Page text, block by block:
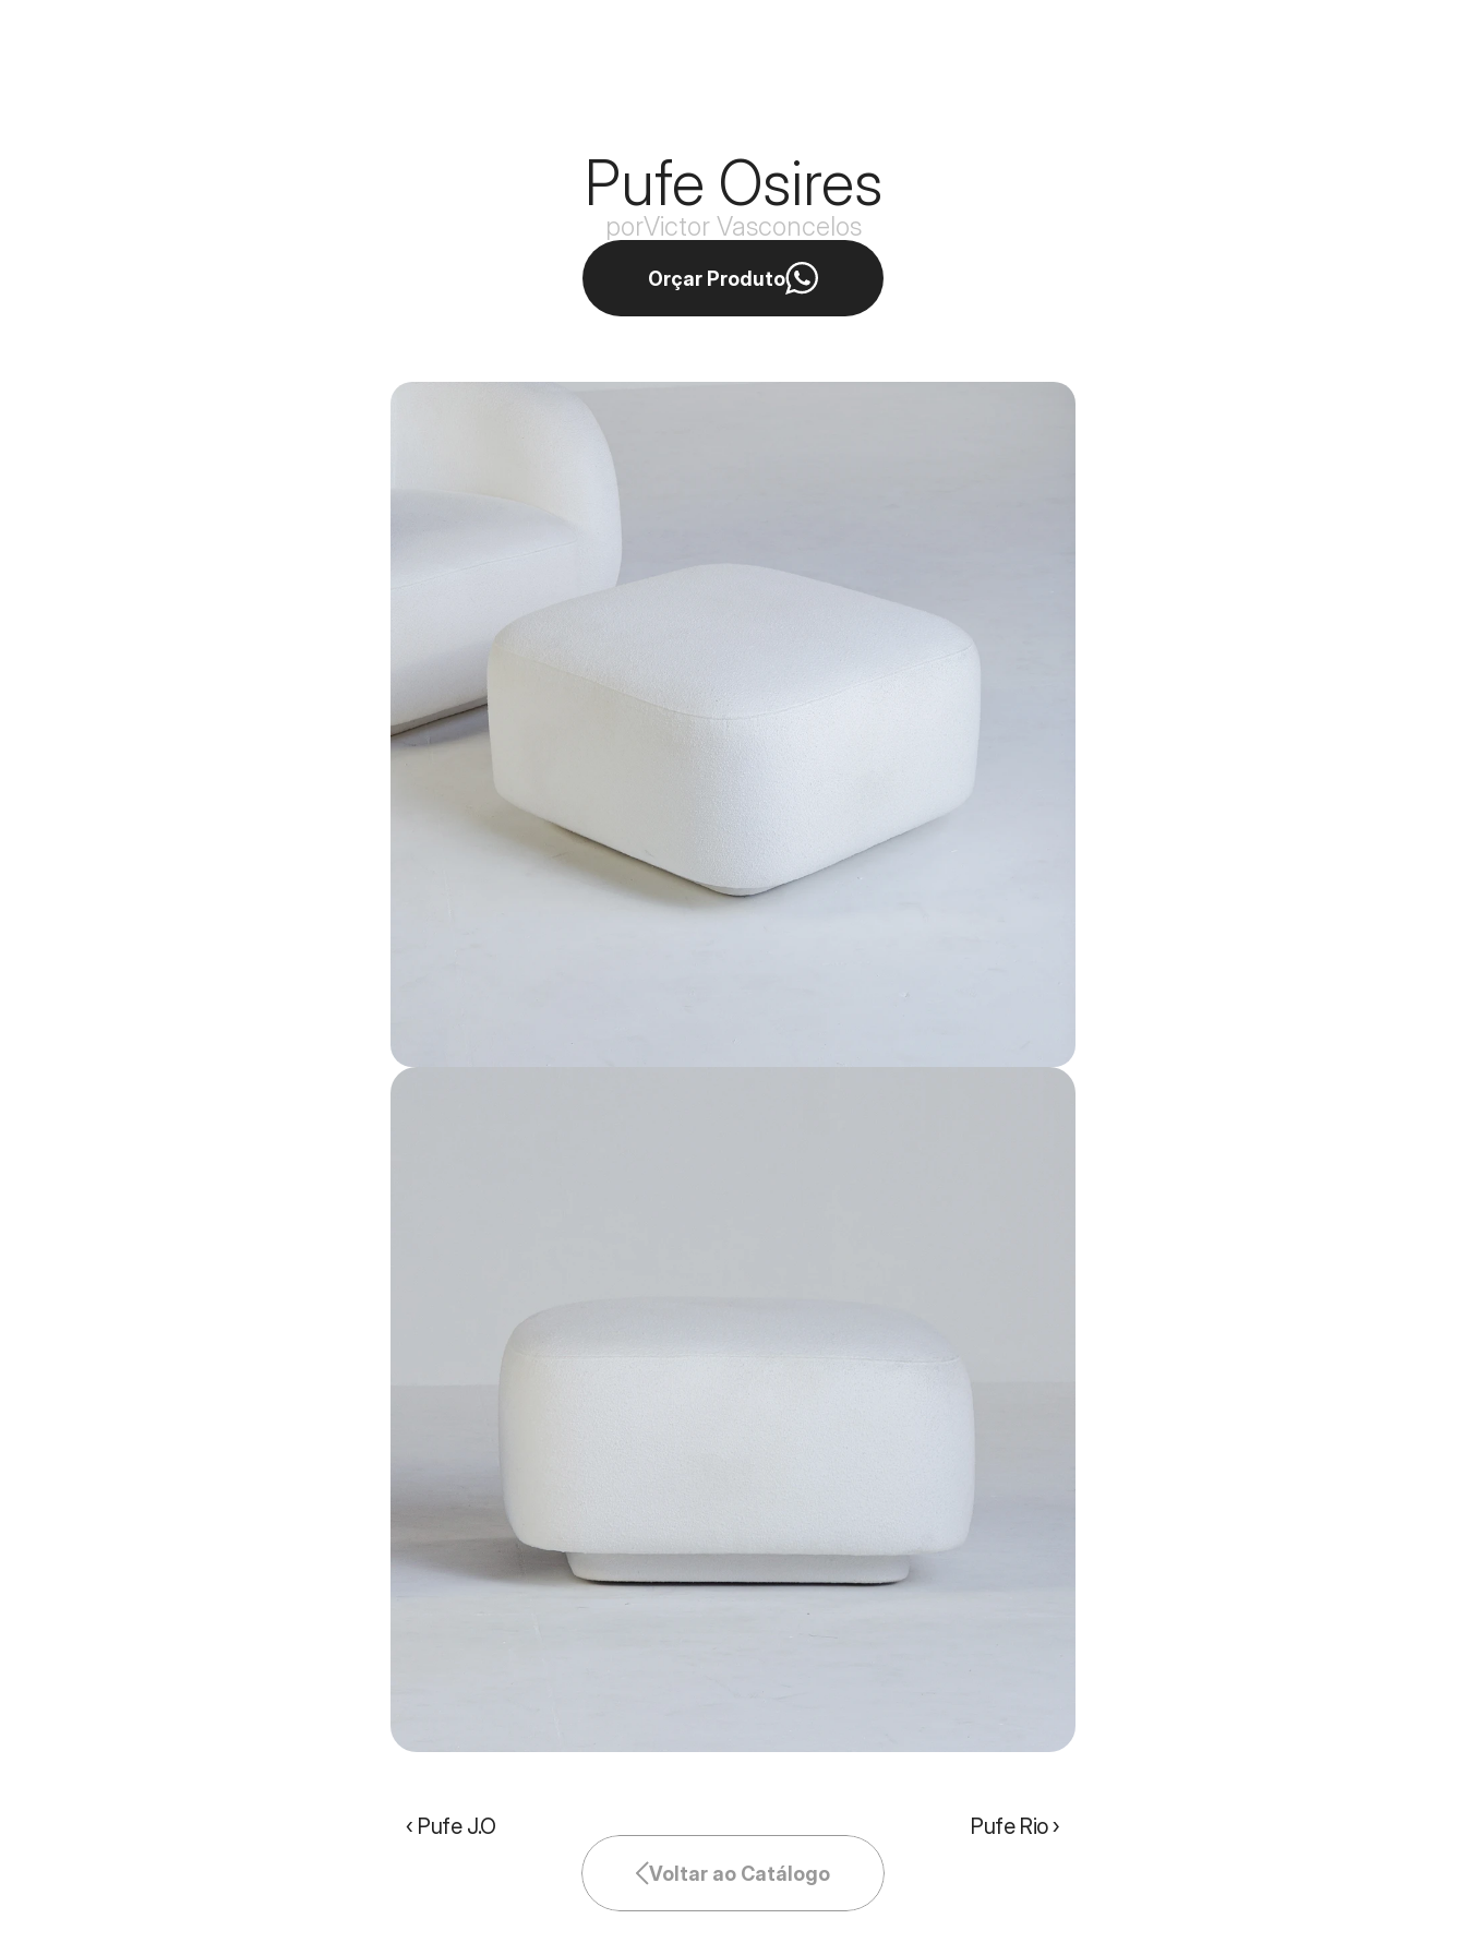
Pufe Osires
porVictor Vasconcelos
Orçar Produto
‹ Pufe J.O Pufe Rio ›
Voltar ao Catálogo